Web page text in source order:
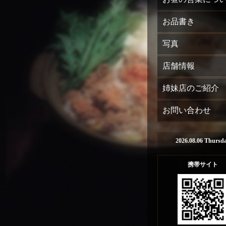
お品書き
写真
店舗情報
姉妹店のご紹介
お問い合わせ
2026.08.06
携帯サイト